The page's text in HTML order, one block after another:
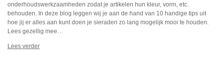
onderhoudswerkzaamheden zodat je artikelen hun kleur, vorm, etc.
behouden. In deze blog leggen wij je aan de hand van 10 handige tips uit
hoe jij er alles aan kunt doen je sieraden zo lang mogelijk mooi te houden.
Lees gezellig mee…
Lees verder